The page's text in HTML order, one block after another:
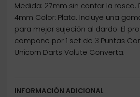
Medida: 27mm sin contar la rosca.
4mm Color: Plata. Incluye una
para mejor sujeción al dardo. El
compone por 1 set de 3 Puntas
Unicorn Darts Volute Converta.
INFORMACIÓN ADICIONAL